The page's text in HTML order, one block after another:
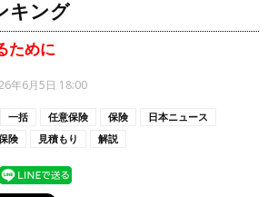
キング
ために
年6月5日 18:00
一括 任意保険 保険
日本ニュース
険 見積もり 解説